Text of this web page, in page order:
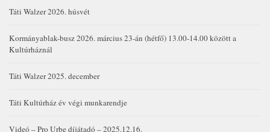
Táti Walzer 2026. húsvét
Kormányablak-busz 2026. március 23-án (hétfő) 13.00-14.00 között a
Kultúrháznál
Táti Walzer 2025. december
Táti Kultúrház év végi munkarendje
Videó – Pro Urbe díjátadó – 2025.12.16.